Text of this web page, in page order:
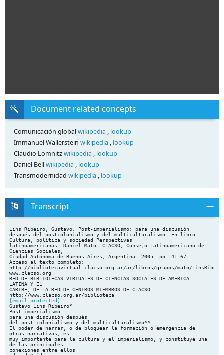
Document related concepts
Comunicación globalwikipedia , lookup
Immanuel Wallerstein wikipedia , lookup
Claudio Lomnitzwikipedia , lookup
Daniel Bellwikipedia , lookup
Transmodernidad wikipedia , lookup
Transcript
Lins Ribeiro, Gustavo. Post-imperialismo: para una discusión
después del postcolonialismo y del multiculturalismo. En libro:
Cultura, política y sociedad Perspectivas
latinoamericanas. Daniel Mato. CLACSO, Consejo Latinoamericano de
Ciencias Sociales,
Ciudad Autónoma de Buenos Aires, Argentina. 2005. pp. 41-67.
Acceso al texto completo:
http://bibliotecavirtual.clacso.org.ar/ar/libros/grupos/mato/
www.clacso.org
RED DE BIBLIOTECAS VIRTUALES DE CIENCIAS SOCIALES DE AMERICA
LATINA Y EL
CARIBE, DE LA RED DE CENTROS MIEMBROS DE CLACSO
[email protected]